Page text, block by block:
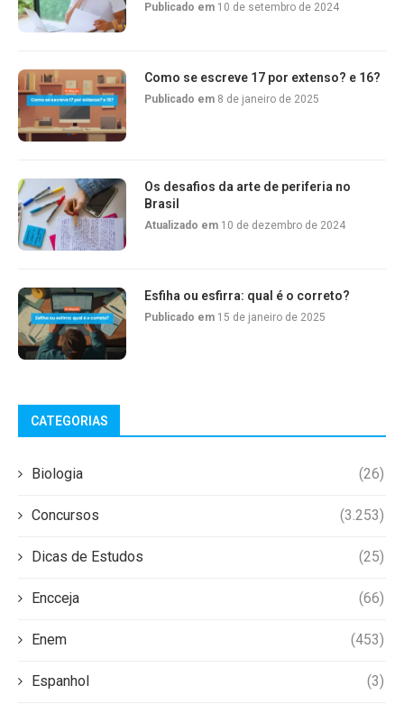
Publicado em 10 de setembro de 2024
Como se escreve 17 por extenso? e 16?
Publicado em 8 de janeiro de 2025
Os desafios da arte de periferia no
Brasil
Atualizado em 10 de dezembro de 2024
Esfiha ou esfirra: qual é o correto?
Publicado em 15 de janeiro de 2025
CATEGORIAS
Biologia (26)
Concursos (3.253)
Dicas de Estudos (25)
Encceja (66)
Enem (453)
Espanhol (3)